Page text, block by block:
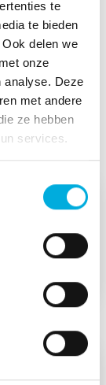
te
te bieden
delen we
onze
analyse. Deze
met andere
ze hebben
services.
Lees meer